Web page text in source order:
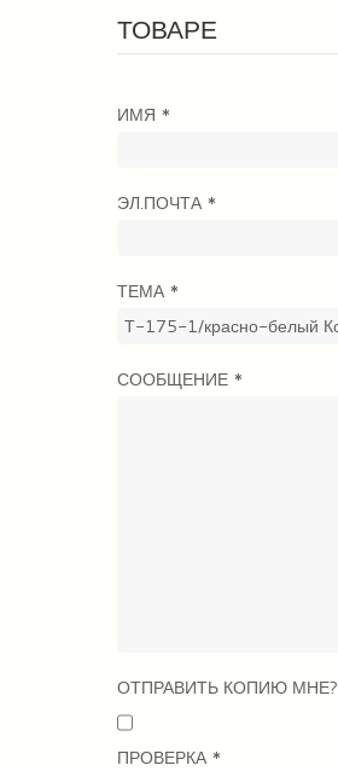
ТОВАРЕ
ИМЯ *
ЭЛ.ПОЧТА *
ТЕМА *
СООБЩЕНИЕ *
ОТПРАВИТЬ КОПИЮ МНЕ?
ПРОВЕРКА *